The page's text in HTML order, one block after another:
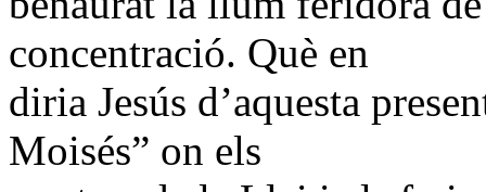
concentració. Què en
diria Jesús d’aquesta
Moisés” on els